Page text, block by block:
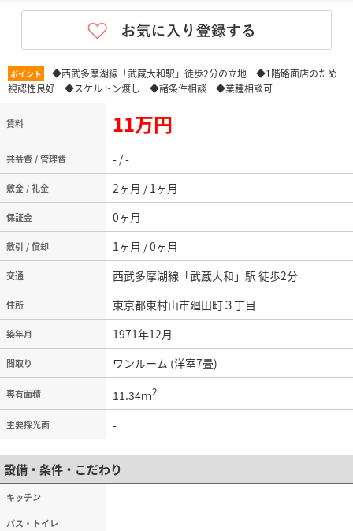
ポイント
◆西武多摩湖線「武蔵大和駅」徒歩2分の立地 ◆1階路面店のため
視認性良好 ◆スケルトン渡し ◆諸条件相談 ◆業種相談可
賃料 11万円
共益費 / 管理費 - / -
敷金 / 礼金 2ヶ月 / 1ヶ月
保証金 0ヶ月
敷引 / 償却 1ヶ月 / 0ヶ月
交通 西武多摩湖線「武蔵大和」駅 徒歩2分
住所 東京都東村山市廻田町３丁目
築年月 1971年12月
間取り ワンルーム (洋室7畳)
専有面積 11.34ｍ2
主要採光面 -
設備・条件・こだわり
キッチン
バス・トイレ